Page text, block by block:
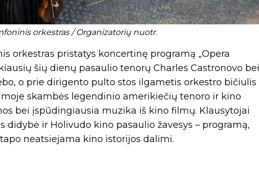
orkestras / Organizatorių nuotr.
orkestras pristatys koncertinę programą „Opera
šių dienų pasaulio tenorų Charles Castronovo bei
o prie dirigento pulto stos ilgametis orkestro bičiulis
skambės legendinio amerikiečių tenoro ir kino
bei įspūdingiausia muzika iš kino filmų. Klausytojai
didybė ir Holivudo kino pasaulio žavesys – programą,
neatsiejama kino istorijos dalimi.